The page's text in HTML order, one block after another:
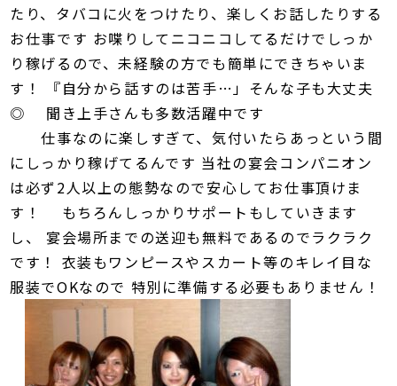
たり、タバコに火をつけたり、楽しくお話したりする
お仕事です お喋りしてニコニコしてるだけでしっか
り稼げるので、未経験の方でも簡単にできちゃいま
す！ 『自分から話すのは苦手…」そんな子も大丈夫
◎ 聞き上手さんも多数活躍中です
仕事なのに楽しすぎて、気付いたらあっという間
にしっかり稼げてるんです 当社の宴会コンパニオン
は必ず2人以上の態勢なので安心してお仕事頂けま
す！ もちろんしっかりサポートもしていきます
し、 宴会場所までの送迎も無料であるのでラクラク
です！ 衣装もワンピースやスカート等のキレイ目な
服装でOKなので 特別に準備する必要もありません！